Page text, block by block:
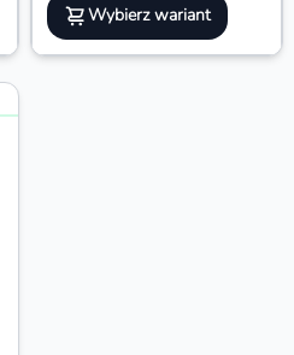
Wybierz wariant